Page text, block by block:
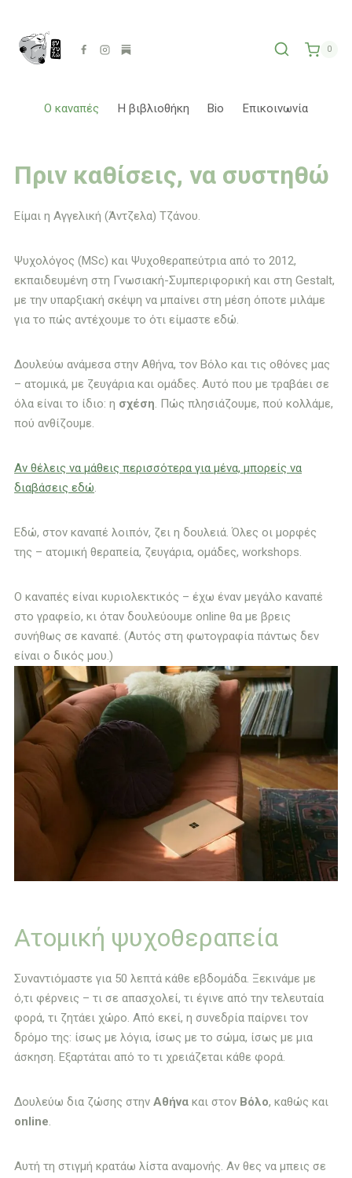
content
0
Ο καναπές Η βιβλιοθήκη Bio Επικοινωνία
Πριν καθίσεις, να συστηθώ
Είμαι η Αγγελική (Άντζελα) Τζάνου.
Ψυχολόγος (MSc) και Ψυχοθεραπεύτρια από το 2012,
εκπαιδευμένη στη Γνωσιακή-Συμπεριφορική και στη Gestalt,
με την υπαρξιακή σκέψη να μπαίνει στη μέση όποτε μιλάμε
για το πώς αντέχουμε το ότι είμαστε εδώ.
Δουλεύω ανάμεσα στην Αθήνα, τον Βόλο και τις οθόνες μας
– ατομικά, με ζευγάρια και ομάδες. Αυτό που με τραβάει σε
όλα είναι το ίδιο: η σχέση. Πώς πλησιάζουμε, πού κολλάμε,
πού ανθίζουμε.
Αν θέλεις να μάθεις περισσότερα για μένα, μπορείς να
διαβάσεις εδώ.
Εδώ, στον καναπέ λοιπόν, ζει η δουλειά. Όλες οι μορφές
της – ατομική θεραπεία, ζευγάρια, ομάδες, workshops.
Ο καναπές είναι κυριολεκτικός – έχω έναν μεγάλο καναπέ
στο γραφείο, κι όταν δουλεύουμε online θα με βρεις
συνήθως σε καναπέ. (Αυτός στη φωτογραφία πάντως δεν
είναι ο δικός μου.)
Ατομική ψυχοθεραπεία
Συναντιόμαστε για 50 λεπτά κάθε εβδομάδα. Ξεκινάμε με
ό,τι φέρνεις – τι σε απασχολεί, τι έγινε από την τελευταία
φορά, τι ζητάει χώρο. Από εκεί, η συνεδρία παίρνει τον
δρόμο της: ίσως με λόγια, ίσως με το σώμα, ίσως με μια
άσκηση. Εξαρτάται από το τι χρειάζεται κάθε φορά.
Δουλεύω δια ζώσης στηνΑθήνα και στον Βόλο, καθώς και
online.
Αυτή τη στιγμή κρατάω λίστα αναμονής. Αν θες να μπεις σε